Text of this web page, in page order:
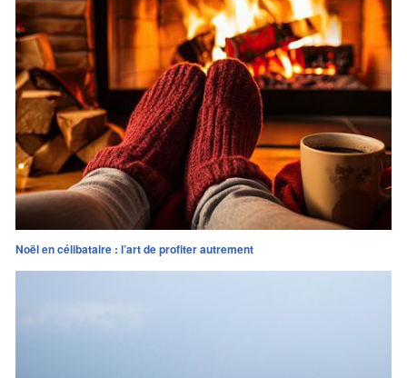
Noël en célibataire : l’art de profiter autrement